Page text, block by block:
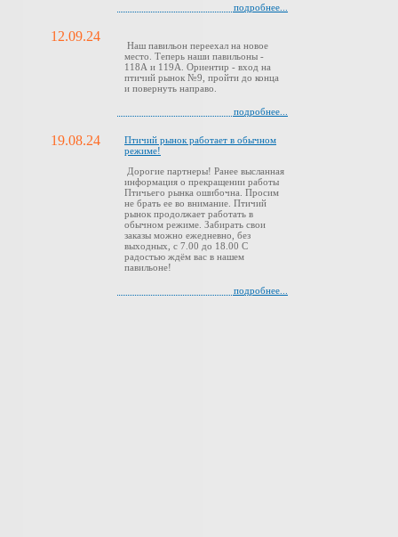
подробнее...
12.09.24
Наш павильон переехал на новое
место. Теперь наши павильоны -
118А и 119А. Ориентир - вход на
птичий рынок №9, пройти до конца
и повернуть направо.
подробнее...
19.08.24
Птичий рынок работает в обычном
режиме!
Дорогие партнеры! Ранее высланная
информация о прекращении работы
Птичьего рынка ошибочна. Просим
не брать ее во внимание. Птичий
рынок продолжает работать в
обычном режиме. Забирать свои
заказы можно ежедневно, без
выходных, с 7.00 до 18.00 С
радостью ждём вас в нашем
павильоне!
подробнее...